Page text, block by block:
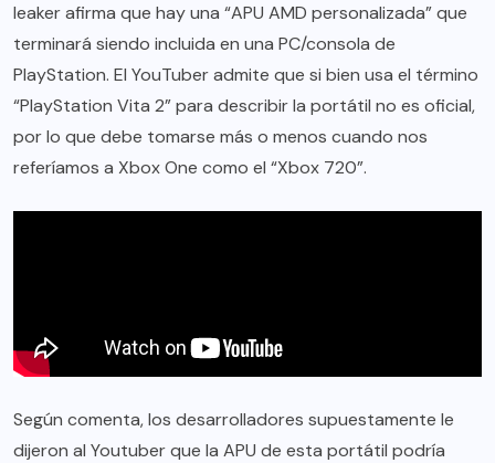
leaker afirma que hay una “APU AMD personalizada” que
terminará siendo incluida en una PC/consola de
PlayStation. El YouTuber admite que si bien usa el término
“PlayStation Vita 2” para describir la portátil no es oficial,
por lo que debe tomarse más o menos cuando nos
referíamos a Xbox One como el “Xbox 720”.
Según comenta, los desarrolladores supuestamente le
dijeron al Youtuber que la APU de esta portátil podría